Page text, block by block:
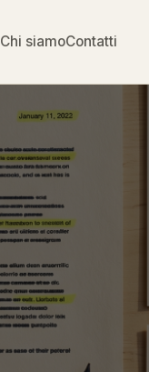
Chi siamoContatti